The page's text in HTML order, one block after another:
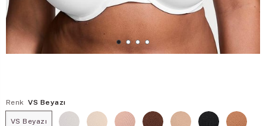
Renk VS Beyazı
VS Beyazı